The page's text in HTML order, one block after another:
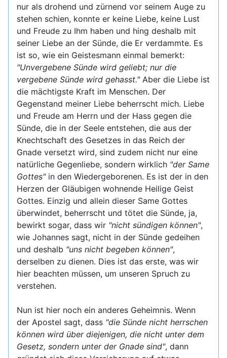
nur als drohend und zürnend vor seinem Auge zu
stehen schien, konnte er keine Liebe, keine Lust
und Freude zu Ihm haben und hing deshalb mit
seiner Liebe an der Sünde, die Er verdammte. Es
ist so, wie ein Geistesmann einmal bemerkt:
"Unvergebene Sünde wird geliebt; nur die
vergebene Sünde wird gehasst."Aber die Liebe ist
die mächtigste Kraft im Menschen. Der
Gegenstand meiner Liebe beherrscht mich. Liebe
und Freude am Herrn und der Hass gegen die
Sünde, die in der Seele entstehen, die aus der
Knechtschaft des Gesetzes in das Reich der
Gnade versetzt wird, sind zudem nicht nur eine
natürliche Gegenliebe, sondern wirklich "der Same
Gottes"in den Wiedergeborenen. Es ist der in den
Herzen der Gläubigen wohnende Heilige Geist
Gottes. Einzig und allein dieser Same Gottes
überwindet, beherrscht und tötet die Sünde, ja,
bewirkt sogar, dass wir "nicht sündigen können",
wie Johannes sagt, nicht in der Sünde gedeihen
und deshalb "uns nicht begeben können",
derselben zu dienen. Dies ist das erste, was wir
hier beachten müssen, um unseren Spruch zu
verstehen.
Nun ist hier noch ein anderes Geheimnis. Wenn
der Apostel sagt, dass "die Sünde nicht herrschen
können wird über diejenigen, die nicht unter dem
Gesetz, sondern unter der Gnade sind", dann